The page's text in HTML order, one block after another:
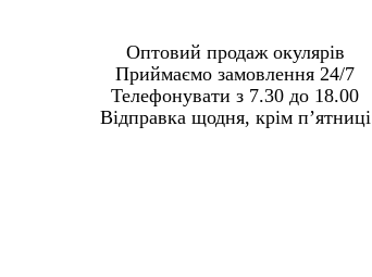
Оптовий продаж окулярів
Приймаємо замовлення 24/7
Телефонувати з 7.30 до 18.00
Відправка щодня, крім пʼятниці